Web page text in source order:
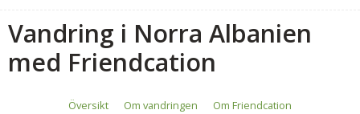
Vandring i Norra Albanien
med Friendcation
Översikt Om vandringen
Om Friendcation